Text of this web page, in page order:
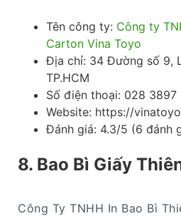
Tên công ty: Công ty
Carton Vina Toyo
Địa chỉ: 34 Đường số 9,
TP.HCM
Số điện thoại: 028 3897
Website: https://
Đánh giá: 4.3/5 (6 đánh
8. Bao Bì Giấy
Công Ty TNHH In Bao Bì